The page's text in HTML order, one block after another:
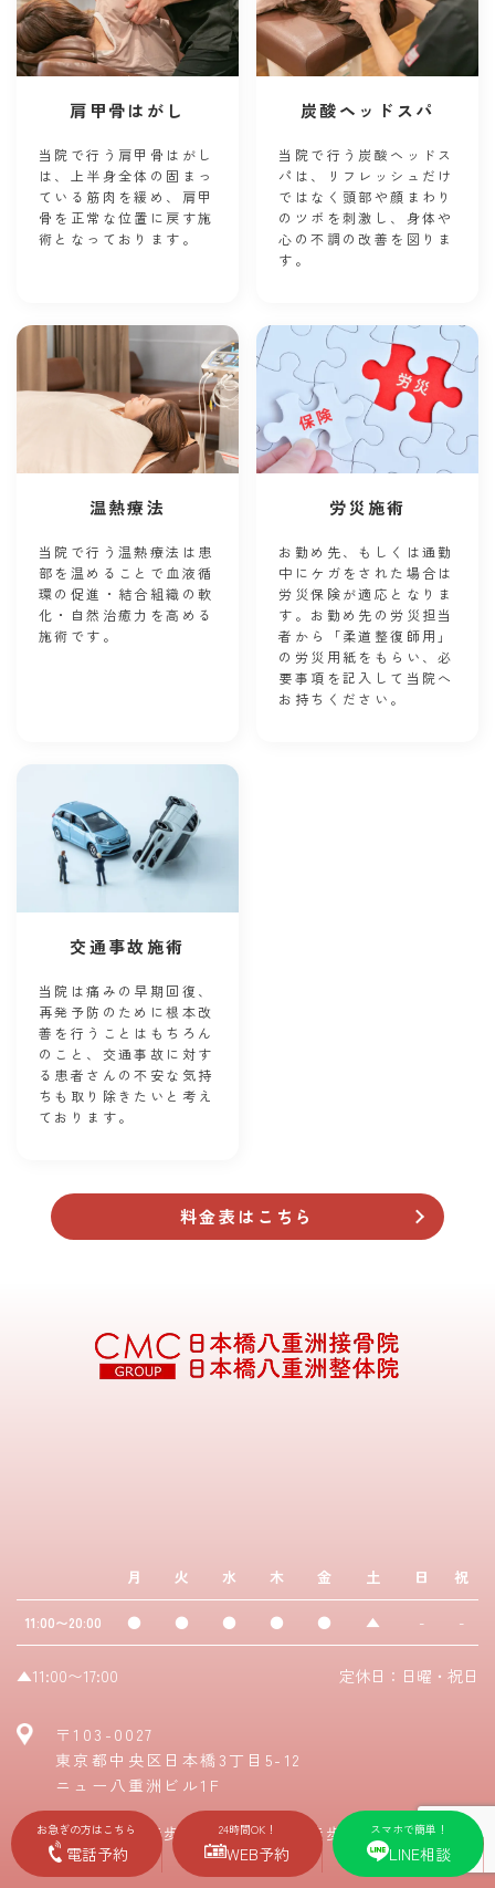
肩甲骨はがし
当院で行う肩甲骨はがし
は、上半身全体の固まっ
ている筋肉を緩め、肩甲
骨を正常な位置に戻す施
術となっております。
炭酸ヘッドスパ
当院で行う炭酸ヘッドス
パは、リフレッシュだけ
ではなく頭部や顔まわり
のツボを刺激し、身体や
心の不調の改善を図りま
す。
温熱療法
当院で行う温熱療法は患
部を温めることで血液循
環の促進・結合組織の軟
化・自然治癒力を高める
施術です。
労災施術
お勤め先、もしくは通勤
中にケガをされた場合は
労災保険が適応となりま
す。お勤め先の労災担当
者から「柔道整復師用」
の労災用紙をもらい、必
要事項を記入して当院へ
お持ちください。
交通事故施術
当院は痛みの早期回復、
再発予防のために根本改
善を行うことはもちろん
のこと、交通事故に対す
る患者さんの不安な気持
ちも取り除きたいと考え
ております。
料金表はこちら
月 火 水 木 金 土 日 祝
11:00〜20:00 ● ● ● ● ● ▲ - -
▲11:00〜17:00 定休日：日曜・祝日
〒103-0027
東京都中央区日本橋3丁目5-12
ニュー八重洲ビル1F
日本橋駅：徒歩5分 / 東京駅：徒歩8分
お急ぎの方はこちら
電話予約
24時間OK！
WEB予約
スマホで簡単！
LINE相談